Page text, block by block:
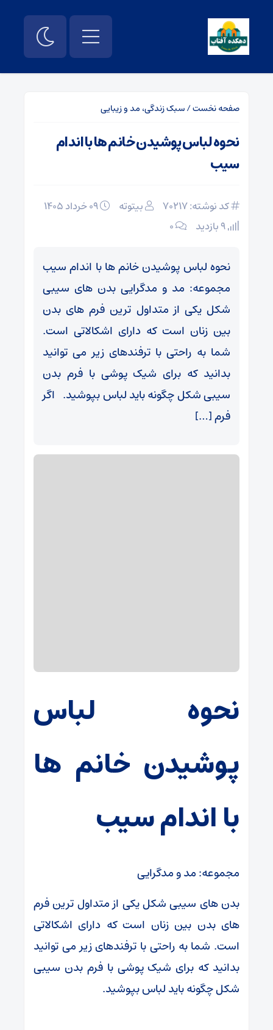
صفحه نخست/سبک زندگی، مد و زیبایی
نحوه لباس پوشیدن خانم ها با اندام
سیب
کد نوشته: 70217 بیتوته
۰
نحوه لباس پوشیدن خانم ها با اندام سیب
مجموعه: مد و مدگرایی بدن های سیبی
شکل یکی از متداول ترین فرم های بدن
بین زنان است که دارای اشکالاتی است.
شما به راحتی با ترفندهای زیر می توانید
بدانید که برای شیک پوشی با فرم بدن
سیبی شکل چگونه باید لباس بپوشید. اگر
فرم […]
نحوه لباس
پوشیدن خانم ها
با اندام سیب
مجموعه: مد و مدگرایی
بدن های سیبی شکل یکی از متداول ترین فرم
های بدن بین زنان است که دارای اشکالاتی
است. شما به راحتی با ترفندهای زیر می توانید
بدانید که برای شیک پوشی با فرم بدن سیبی
شکل چگونه باید لباس بپوشید.